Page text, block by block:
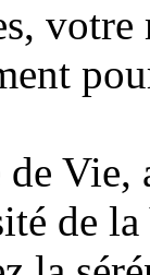
votre
de